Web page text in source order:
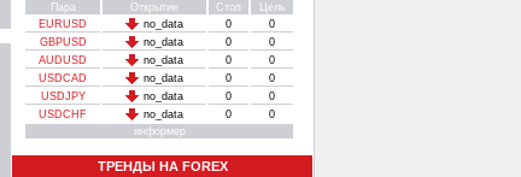
Пара Открытие Стоп
Цель
EURUSD
no_data 0
0
GBPUSD
no_data 0
0
AUDUSD
no_data 0
0
USDCAD
no_data 0
0
USDJPY
no_data 0
0
USDCHF
no_data 0
0
информер
ТРЕНДЫ НА FOREX